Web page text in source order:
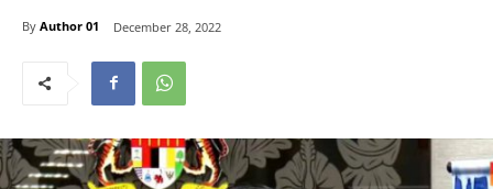
By Author 01 December 28, 2022